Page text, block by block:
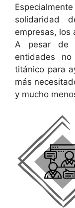
solidaridad
empresas, los
A pesar de
entidades
titánico para
más
y mucho